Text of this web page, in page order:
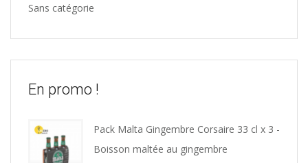
Sans catégorie
En promo !
Pack Malta Gingembre Corsaire 33 cl x 3 -
Boisson maltée au gingembre